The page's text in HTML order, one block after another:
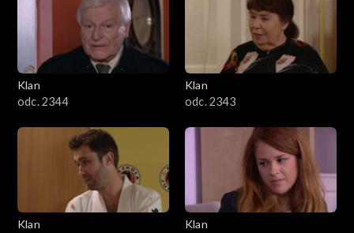
Klan
odc. 2344
Klan
odc. 2343
Klan
Klan